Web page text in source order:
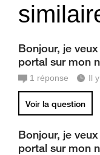
Bonjour, je
portal sur mon
1 réponse Il
Voir la question
Bonjour, je
portal sur mon